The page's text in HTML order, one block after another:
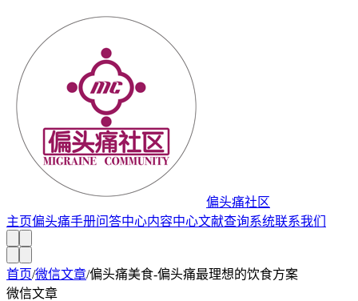
偏头痛社区
主页偏头痛手册问答中心内容中心文献查询系统联系我们
首页/微信文章/偏头痛美食-偏头痛最理想的饮食方案
微信文章